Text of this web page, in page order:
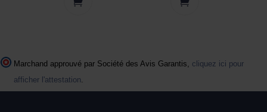
Marchand approuvé par Société des Avis Garantis, cliquez ici pour
afficher l'attestation.